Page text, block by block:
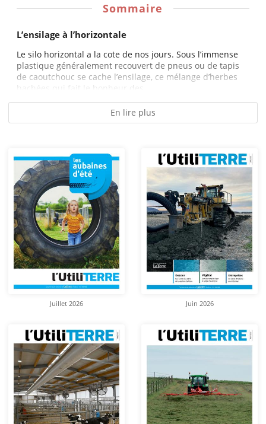
Sommaire
L’ensilage à l’horizontale
Le silo horizontal a la cote de nos jours. Sous l’immense
plastique généralement recouvert de pneus ou de tapis
de caoutchouc se cache l’ensilage, ce mélange d’herbes
hachées qui fait le bonheur des...
En lire plus
Juillet 2026 Juin 2026